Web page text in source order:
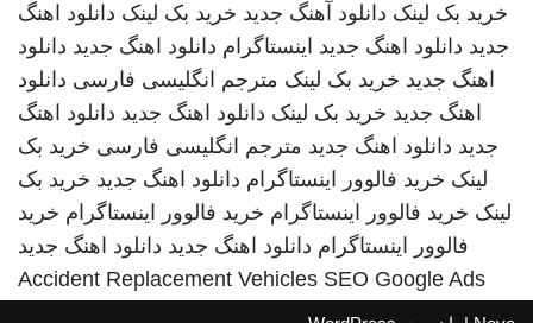
خرید بک لینک دانلود آهنگ جدید خرید بک لینک دانلود اهنگ
جدید دانلود اهنگ جدید اینستاگرام دانلود اهنگ جدید دانلود
اهنگ جدید خرید بک لینک مترجم انگلیسی فارسی دانلود
اهنگ جدید خرید بک لینک دانلود اهنگ جدید دانلود اهنگ
جدید دانلود اهنگ جدید مترجم انگلیسی فارسی خرید بک
لینک خرید فالوور اینستاگرام دانلود اهنگ جدید خرید بک
لینک خرید فالوور اینستاگرام خرید فالوور اینستاگرام خرید
فالوور اینستاگرام دانلود اهنگ جدید دانلود اهنگ جدید
Accident Replacement Vehicles SEO Google Ads